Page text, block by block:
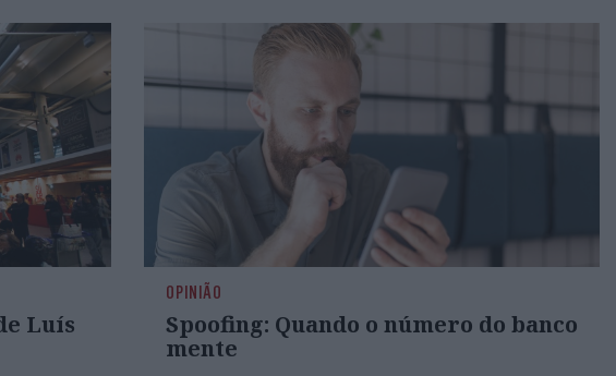
Luís
OPINIÃO
Spoofing: Quando o número do banco
mente